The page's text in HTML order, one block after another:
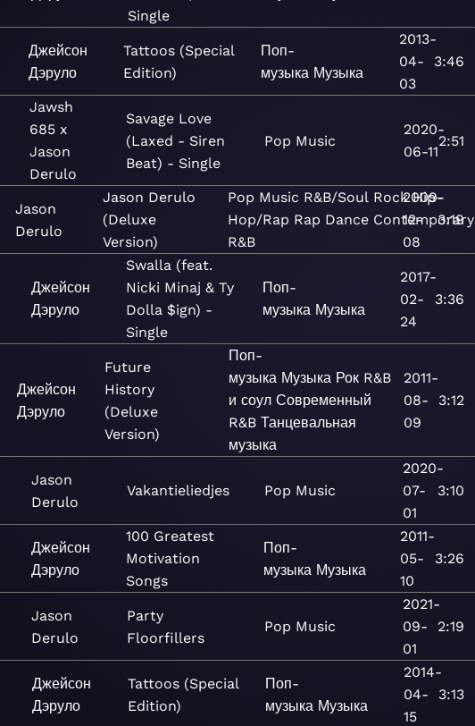
Single
Джейсон
Дэруло
Tattoos (Special
Edition)
Поп-
музыка Музыка
2013-
04-
03
3:46
Jawsh
685 x
Jason
Derulo
Savage Love
(Laxed - Siren
Beat) - Single
Pop Music
2020-
06-11
2:51
Jason
Derulo
Jason Derulo
(Deluxe
Version)
Pop Music R&B/Soul Rock Hip-
Hop/Rap Rap Dance Contemporary
R&B
2009-
12-
08
3:19
Джейсон
Дэруло
Swalla (feat.
Nicki Minaj & Ty
Dolla $ign) -
Single
Поп-
музыка Музыка
2017-
02-
24
3:36
Джейсон
Дэруло
Future
History
(Deluxe
Version)
Поп-
музыка Музыка Рок R&B
и соул Современный
R&B Танцевальная
музыка
2011-
08-
09
3:12
Jason
Derulo
Vakantieliedjes Pop Music
2020-
07-
01
3:10
Джейсон
Дэруло
100 Greatest
Motivation
Songs
Поп-
музыка Музыка
2011-
05-
10
3:26
Jason
Derulo
Party
Floorfillers
Pop Music
2021-
09-
01
2:19
Джейсон
Дэруло
Tattoos (Special
Edition)
Поп-
музыка Музыка
2014-
04-
15
3:13